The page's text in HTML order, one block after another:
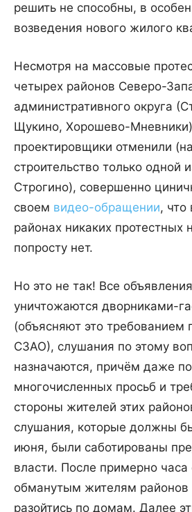
решить не способны, в
возведения нового жилого
Несмотря на массовые
четырех районов Северо-
административного округа
Щукино, Хорошево-
проектировщики отменили
строительство только одной
Строгино), совершенно
своем видео-обращении, что
районах никаких протестных
попросту нет.
Но это не так! Все
уничтожаются дворниками-
(объясняют это требованием
СЗАО), слушания по этому
назначаются, причём даже
многочисленных просьб и
стороны жителей этих
слушания, которые должны
июня, были саботированы
власти. После примерно
обманутым жителям районов
разойтись по домам. Далее